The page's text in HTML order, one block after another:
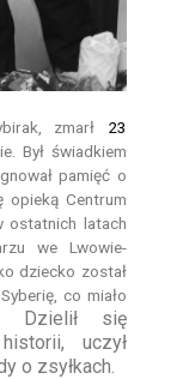
zmarł 23
Był świadkiem
pamięć o
opieką Centrum
ostatnich latach
we Lwowie-
dziecko został
co miało
Dzielił się
uczył
o zsyłkach.